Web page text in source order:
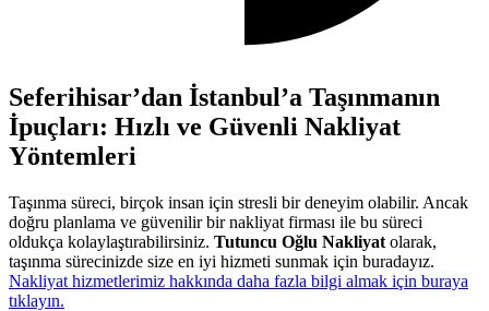
Seferihisar’dan İstanbul’a Taşınmanın
İpuçları: Hızlı ve Güvenli Nakliyat
Yöntemleri
Taşınma süreci, birçok insan için stresli bir deneyim olabilir. Ancak
doğru planlama ve güvenilir bir nakliyat firması ile bu süreci
oldukça kolaylaştırabilirsiniz. Tutuncu Oğlu Nakliyat olarak,
taşınma sürecinizde size en iyi hizmeti sunmak için buradayız.
Nakliyat hizmetlerimiz hakkında daha fazla bilgi almak için buraya
tıklayın.